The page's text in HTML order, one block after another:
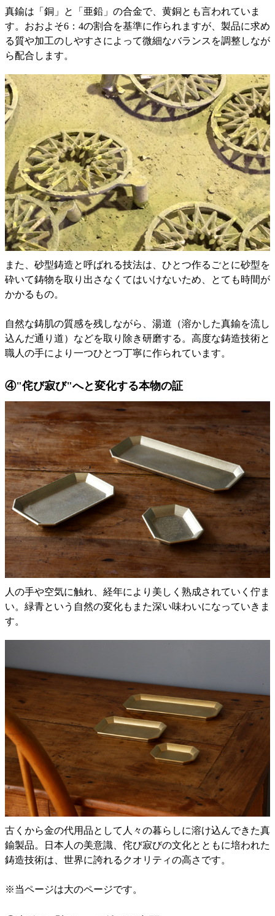
真鍮は「銅」と「亜鉛」の合金で、黄銅とも言われていま
す。おおよそ6：4の割合を基準に作られますが、製品に求め
る質や加工のしやすさによって微細なバランスを調整しなが
ら配合します。
また、砂型鋳造と呼ばれる技法は、ひとつ作るごとに砂型を
砕いて鋳物を取り出さなくてはいけないため、とても時間が
かかるもの。
自然な鋳肌の質感を残しながら、湯道（溶かした真鍮を流し
込んだ通り道）などを取り除き研磨する。高度な鋳造技術と
職人の手により一つひとつ丁寧に作られています。
④"侘び寂び"へと変化する本物の証
人の手や空気に触れ、経年により美しく熟成されていく佇ま
い。緑青という自然の変化もまた深い味わいになっていきま
す。
古くから金の代用品として人々の暮らしに溶け込んできた真
鍮製品。日本人の美意識、侘び寂びの文化とともに培われた
鋳造技術は、世界に誇れるクオリティの高さです。
※当ページは大のページです。